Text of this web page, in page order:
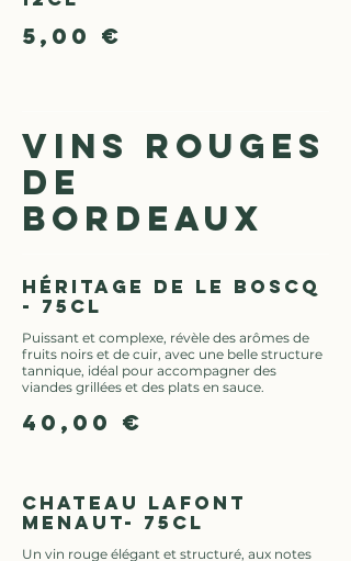
5,00 €
VINS ROUGES
DE
BORDEAUX
Héritage de le Boscq
- 75cl
Puissant et complexe, révèle des arômes de
fruits noirs et de cuir, avec une belle structure
tannique, idéal pour accompagner des
viandes grillées et des plats en sauce.
40,00 €
Chateau Lafont
Menaut- 75cl
Un vin rouge élégant et structuré, aux notes